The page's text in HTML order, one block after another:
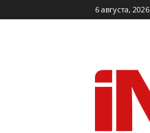
6 августа, 2026